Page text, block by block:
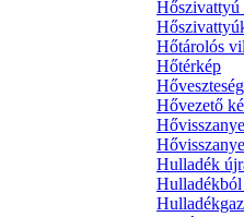
Hőszivattyú
Hőtárolós
Hőtérkép
Hőveszteség
Hővezető
Hulladék
Hulladékból